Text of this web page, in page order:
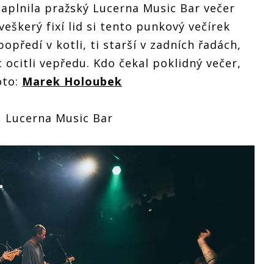
pražský Lucerna Music Bar večer
fixí lid si tento punkový večírek
v kotli, ti starší v zadních řadách,
ocitli vepředu. Kdo čekal poklidný večer,
Marek Holoubek
Lucerna Music Bar